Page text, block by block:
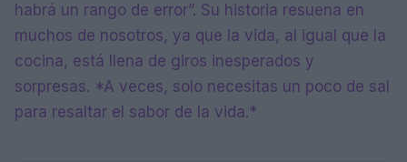
habrá un rango de error”. Su historia resuena en
muchos de nosotros, ya que la vida, al igual que la
cocina, está llena de giros inesperados y
sorpresas. *A veces, solo necesitas un poco de sal
para resaltar el sabor de la vida.*